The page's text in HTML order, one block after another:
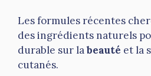
Les formules récentes
des ingrédients naturels
durable sur labeauté et la
cutanés.